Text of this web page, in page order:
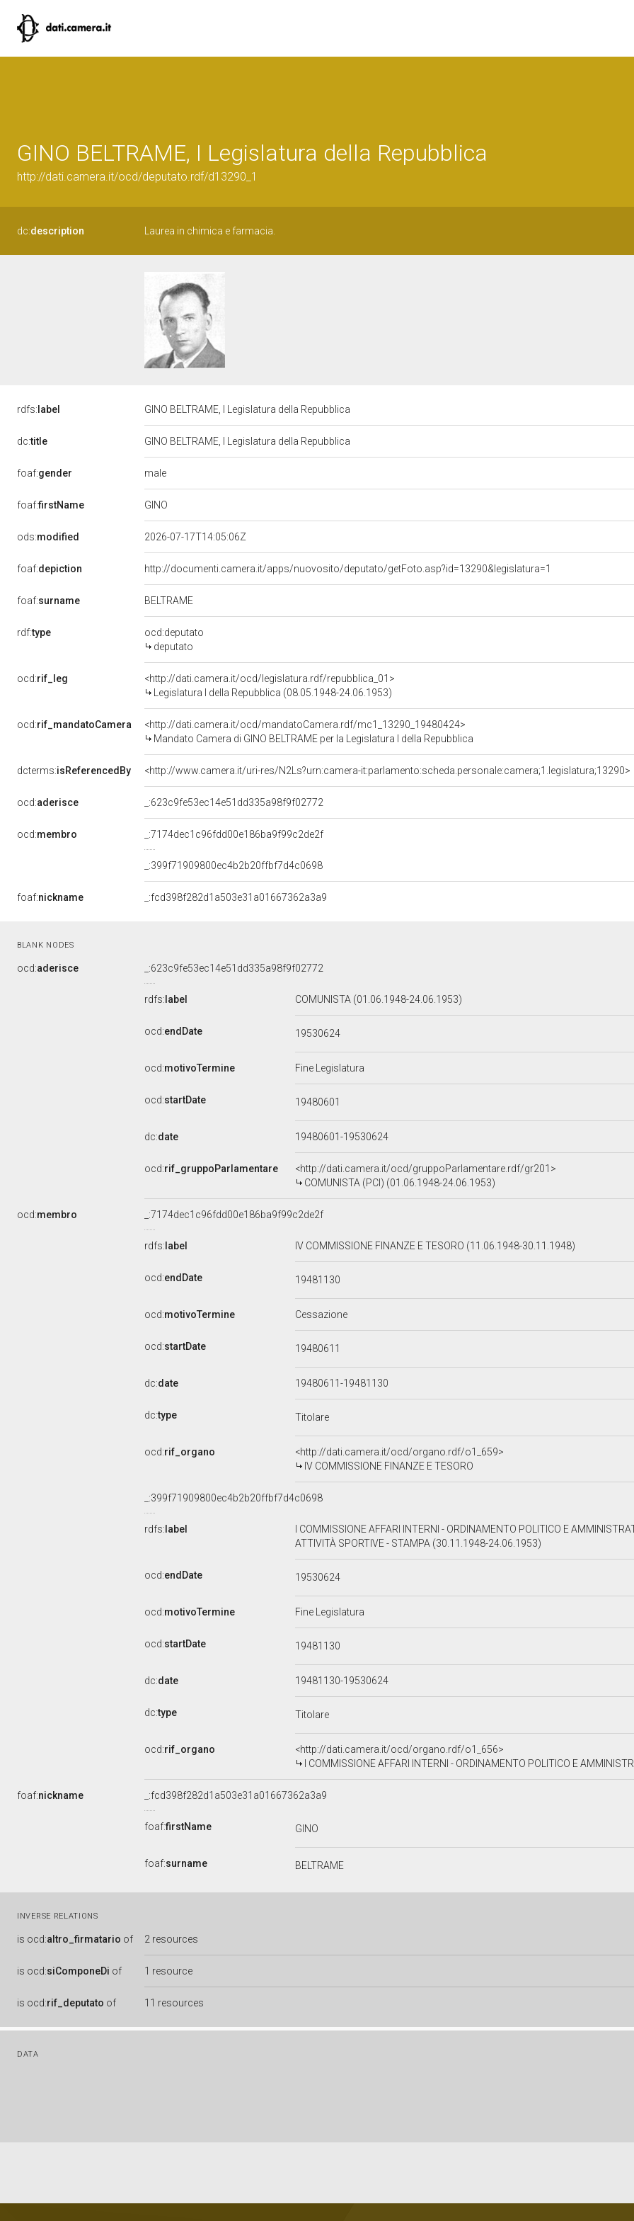
GINO BELTRAME, I Legislatura della Repubblica
http://dati.camera.it/ocd/deputato.rdf/d13290_1
dc:description Laurea in chimica e farmacia.
rdfs: label GINO BELTRAME, I Legislatura della Repubblica
dc:title GINO BELTRAME, I Legislatura della Repubblica
foaf:gender male
foaf:firstName GINO
ods:modified 2026-07-17T14:05:06Z
foaf:depiction http://documenti.camera.it/apps/nuovosito/deputato/getFoto.asp?id=13290&legislatura=1
foaf:surname BELTRAME
rdf:type
ocd:deputato
deputato
ocd:rif_leg
<http://dati.camera.it/ocd/legislatura.rdf/repubblica_01>
Legislatura I della Repubblica (08.05.1948-24.06.1953)
ocd:rif_mandatoCamera
<http://dati.camera.it/ocd/mandatoCamera.rdf/mc1_13290_19480424>
Mandato Camera di GINO BELTRAME per la Legislatura I della Repubblica
dcterms:isReferencedBy <http://www.camera.it/uri-res/N2Ls?urn:camera-it:parlamento:scheda.personale:camera;1.legislatura;13290>
ocd:aderisce _:623c9fe53ec14e51dd335a98f9f02772
ocd:membro _:7174dec1c96fdd00e186ba9f99c2de2f
_:399f71909800ec4b2b20ffbf7d4c0698
foaf:nickname _:fcd398f282d1a503e31a01667362a3a9
BLANK NODES
ocd:aderisce _:623c9fe53ec14e51dd335a98f9f02772
rdfs: label COMUNISTA (01.06.1948-24.06.1953)
ocd:endDate 19530624
ocd:motivoTermine Fine Legislatura
ocd:startDate 19480601
dc:date 19480601-19530624
ocd:rif_gruppoParlamentare
<http://dati.camera.it/ocd/gruppoParlamentare.rdf/gr201>
COMUNISTA (PCI) (01.06.1948-24.06.1953)
ocd:membro _:7174dec1c96fdd00e186ba9f99c2de2f
rdfs: label IV COMMISSIONE FINANZE E TESORO (11.06.1948-30.11.1948)
ocd:endDate 19481130
ocd:motivoTermine Cessazione
ocd:startDate 19480611
dc:date 19480611-19481130
dc:type Titolare
ocd:rif_organo
<http://dati.camera.it/ocd/organo.rdf/o1_659>
IV COMMISSIONE FINANZE E TESORO
_:399f71909800ec4b2b20ffbf7d4c0698
rdfs: label
I COMMISSIONE AFFARI INTERNI - ORDINAMENTO POLITICO E
ATTIVITÀ SPORTIVE - STAMPA (30.11.1948-24.06.1953)
ocd:endDate 19530624
ocd:motivoTermine Fine Legislatura
ocd:startDate 19481130
dc:date 19481130-19530624
dc:type Titolare
ocd:rif_organo
<http://dati.camera.it/ocd/organo.rdf/o1_656>
I COMMISSIONE AFFARI INTERNI - ORDINAMENTO POLITICO E AMMINISTRATIVO -
foaf:nickname _:fcd398f282d1a503e31a01667362a3a9
foaf:firstName GINO
foaf:surname BELTRAME
INVERSE RELATIONS
is ocd:altro_firmatario of 2 resources
is ocd:siComponeDi of 1 resource
is ocd:rif_deputato of 11 resources
DATA